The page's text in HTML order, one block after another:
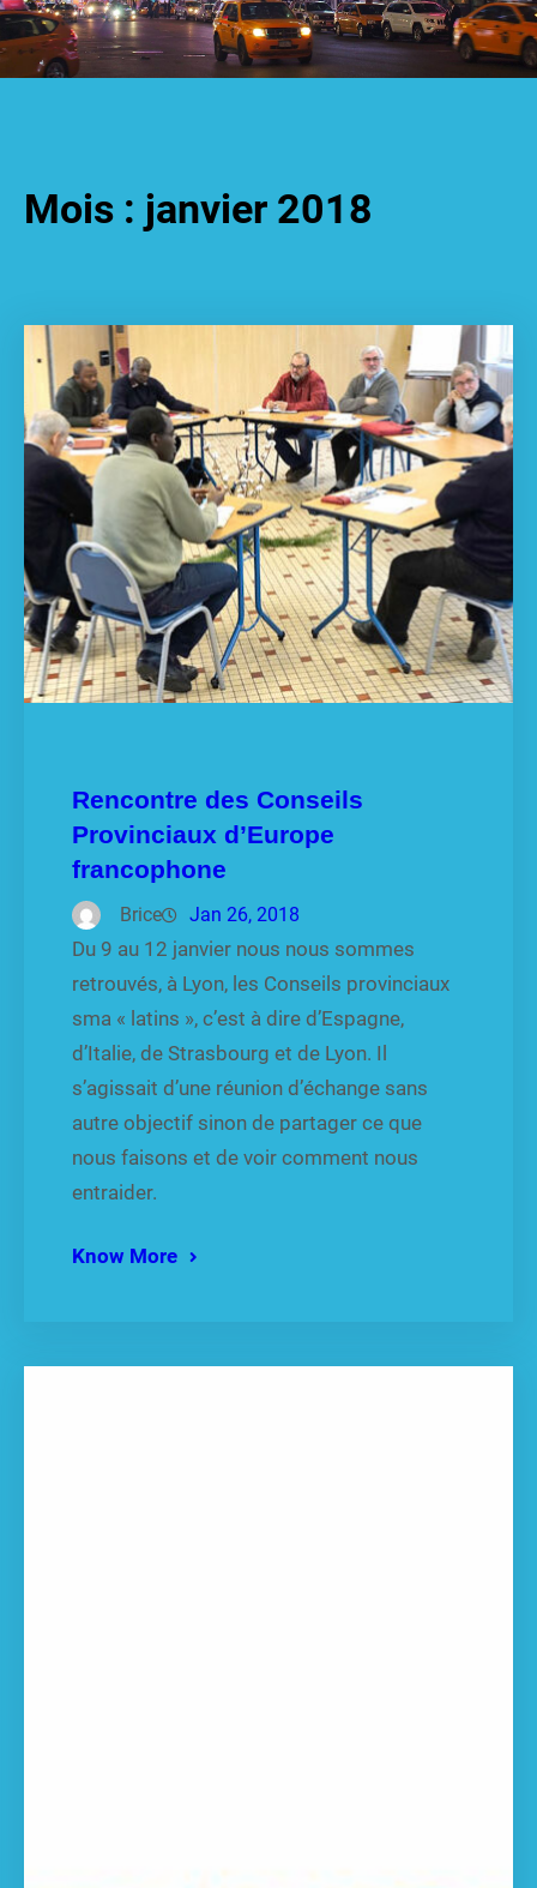
Mois : janvier 2018
Rencontre des Conseils
Provinciaux d’Europe
francophone
Brice Jan 26, 2018
Du 9 au 12 janvier nous nous sommes
retrouvés, à Lyon, les Conseils provinciaux
sma « latins », c’est à dire d’Espagne,
d’Italie, de Strasbourg et de Lyon. Il
s’agissait d’une réunion d’échange sans
autre objectif sinon de partager ce que
nous faisons et de voir comment nous
entraider.
Know More